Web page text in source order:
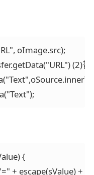
oImage.src);
(2)
window.clipboardData.getData("Text");
{
+ escape(sValue) +